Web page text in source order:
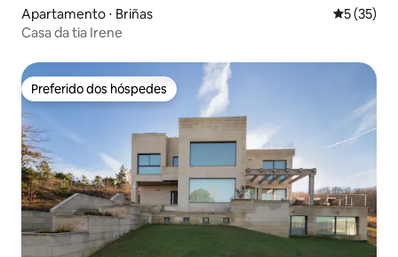
Apartamento ⋅ Briñas 5 de uma
5 (35)
Casa da tia Irene
Preferido dos hóspedes
Preferido dos hóspedes